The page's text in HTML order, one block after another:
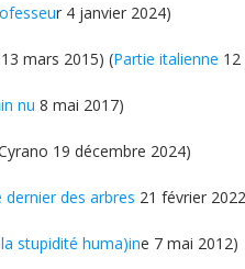
r 4 janvier 2024)
mars 2015) (Partie italienne
nu 8 mai 2017)
19 décembre 2024)
dernier des arbres 21 février
stupidité huma)ine 7 mai 2012)